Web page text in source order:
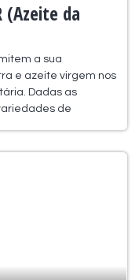
(Azeite da
a sua
e azeite virgem nos
Dadas as
de